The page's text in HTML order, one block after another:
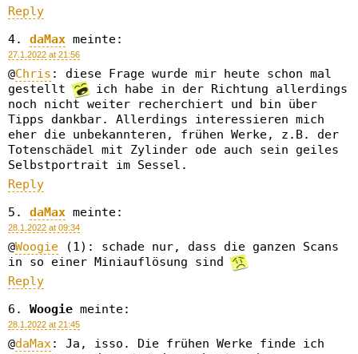
Reply
daMax meinte:
27.1.2022 at 21:56
@Chris : diese Frage wurde mir heute schon mal
gestellt
ich habe in der Richtung allerdings
noch nicht weiter recherchiert und bin über
Tipps dankbar. Allerdings interessieren mich
eher die unbekannteren, frühen Werke, z.B. der
Totenschädel mit Zylinder ode auch sein geiles
Selbstportrait im Sessel.
Reply
daMax meinte:
28.1.2022 at 09:34
@Woogie (1): schade nur, dass die ganzen Scans
in so einer Miniauflösung sind
Reply
Woogie meinte:
28.1.2022 at 21:45
@daMax: Ja, isso. Die frühen Werke finde ich